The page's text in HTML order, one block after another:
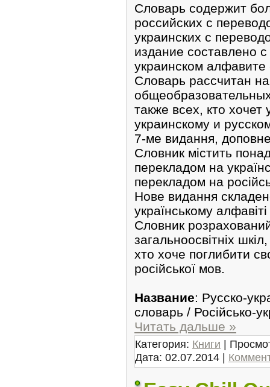
Словарь содержит
российских с
украинских с
издание составлено
украинском
Словарь рассчитан
также всех, кто хочет
украинскому и
7-ме видання,
Словник містить
перекладом на
перекладом на
Нове видання
українському
Словник
загальноосвітніх
хто хоче поглибити
російської мов.
Название: Русско-
словарь / Російсько-
Читать дальше »
Категория: Книги |
Дата: 02.07.2014 |